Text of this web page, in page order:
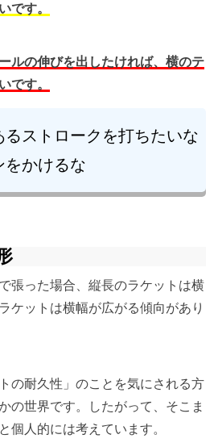
です。
ルの伸びを出したければ、横のテ
です。
るストロークを打ちたいな
をかけるな
張った場合、縦長のラケットは横
ケットは横幅が広がる傾向があり
の耐久性」のことを気にされる方
の世界です。したがって、そこま
個人的には考えています。